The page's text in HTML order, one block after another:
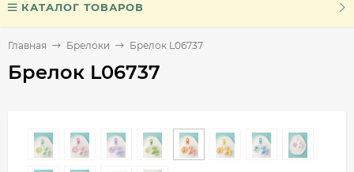
КАТАЛОГ ТОВАРОВ
Главная Брелоки Брелок L06737
Брелок L06737